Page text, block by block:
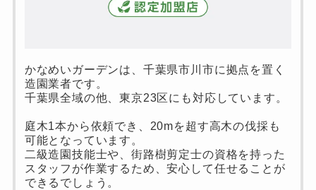
かなめいガーデンは、千葉県市川市に拠点を置く
造園業者です。
千葉県全域の他、東京23区にも対応しています。
庭木1本から依頼でき、20mを超す高木の伐採も
可能となっています。
二級造園技能士や、街路樹剪定士の資格を持った
スタッフが作業するため、安心して任せることが
できるでしょう。